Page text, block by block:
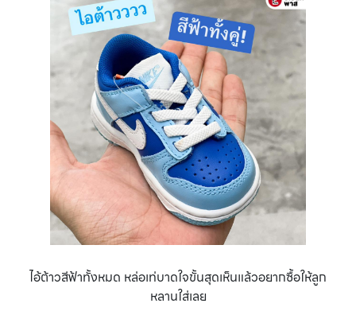
ไอ้ต้าวสีฟ้าทั้งหมด หล่อเท่บาดใจขั้นสุดเห็นแล้วอยากซื้อให้ลูก
หลานใส่เลย